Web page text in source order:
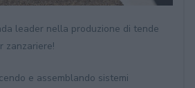
leader nella produzione di tende
zanzariere!
e assemblando sistemi